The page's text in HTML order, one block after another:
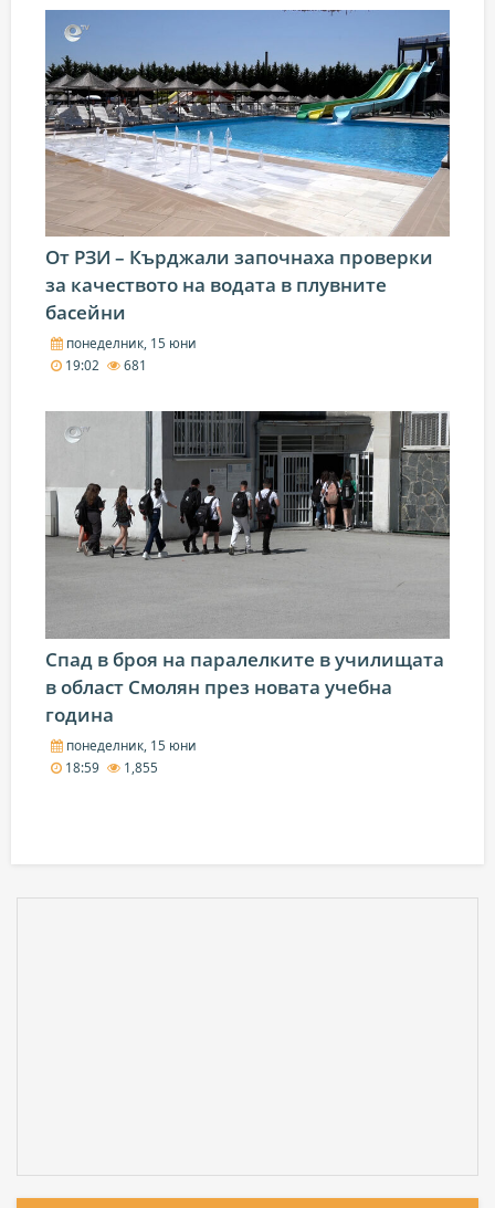
От РЗИ – Кърджали започнаха проверки
за качеството на водата в плувните
басейни
понеделник, 15 юни
19:02
681
Спад в броя на паралелките в училищата
в област Смолян през новата учебна
година
понеделник, 15 юни
18:59
1,855